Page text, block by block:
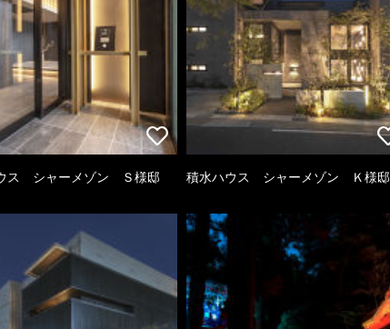
ス シャーメゾン Ｓ様邸 積水ハウス シャーメゾン Ｋ様邸